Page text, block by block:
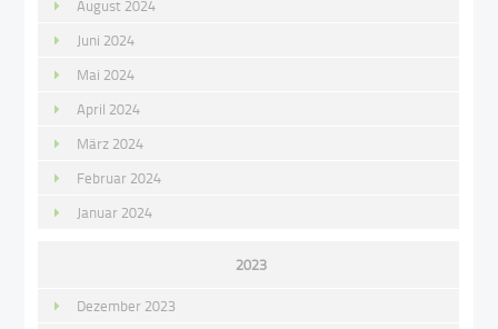
August 2024
Juni 2024
Mai 2024
April 2024
März 2024
Februar 2024
Januar 2024
2023
Dezember 2023